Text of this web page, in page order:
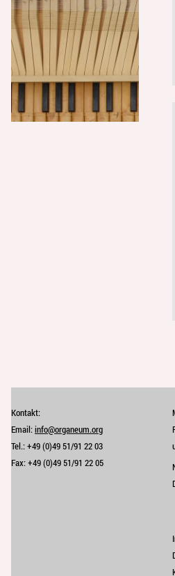
Kontakt:
Email:info@organeum.org
Tel.:+49 (0)49 51/91 22 03
Fax:+49 (0)49 51/91 22 05